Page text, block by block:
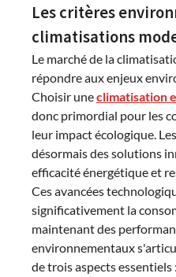
Les critères
climatisations
Le marché de la
répondre aux enjeux
Choisir uneclimatisation
donc primordial pour les
leur impact écologique.
désormais des solutions
efficacité énergétique et
Ces avancées
significativement la
maintenant des
environnementaux
de trois aspects